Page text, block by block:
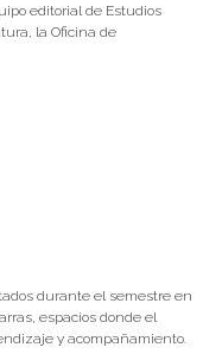
editorial de Estudios
la Oficina de
durante el semestre en
espacios donde el
y acompañamiento.